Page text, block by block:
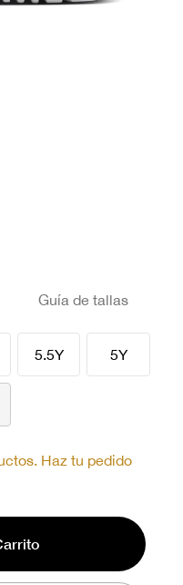
Guía de tallas
5.5Y 5Y
Haz tu pedido